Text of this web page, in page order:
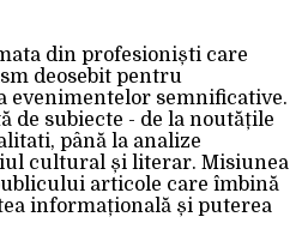
din profesioniști care
deosebit pentru
evenimentelor semnificative.
de subiecte - de la noutățile
până la analize
cultural și literar. Misiunea
articole care îmbină
informațională și puterea